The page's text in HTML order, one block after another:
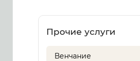
Прочие услуги
Венчание